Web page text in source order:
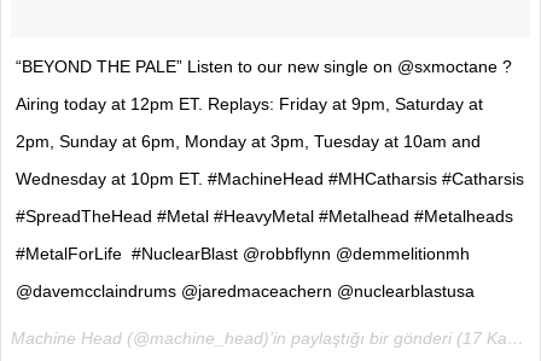
“BEYOND THE PALE” Listen to our new single on @sxmoctane ?
Airing today at 12pm ET. Replays: Friday at 9pm, Saturday at
2pm, Sunday at 6pm, Monday at 3pm, Tuesday at 10am and
Wednesday at 10pm ET. #MachineHead #MHCatharsis #Catharsis
#SpreadTheHead #Metal #HeavyMetal #Metalhead #Metalheads
#MetalForLife #NuclearBlast @robbflynn @demmelitionmh
@davemcclaindrums @jaredmaceachern @nuclearblastusa
Machine Head (@machine_head)’in paylaştığı bir gönderi (17 Kas 2017, 09:05 PST